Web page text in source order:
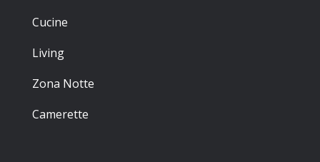
Cucine
Living
Zona Notte
Camerette